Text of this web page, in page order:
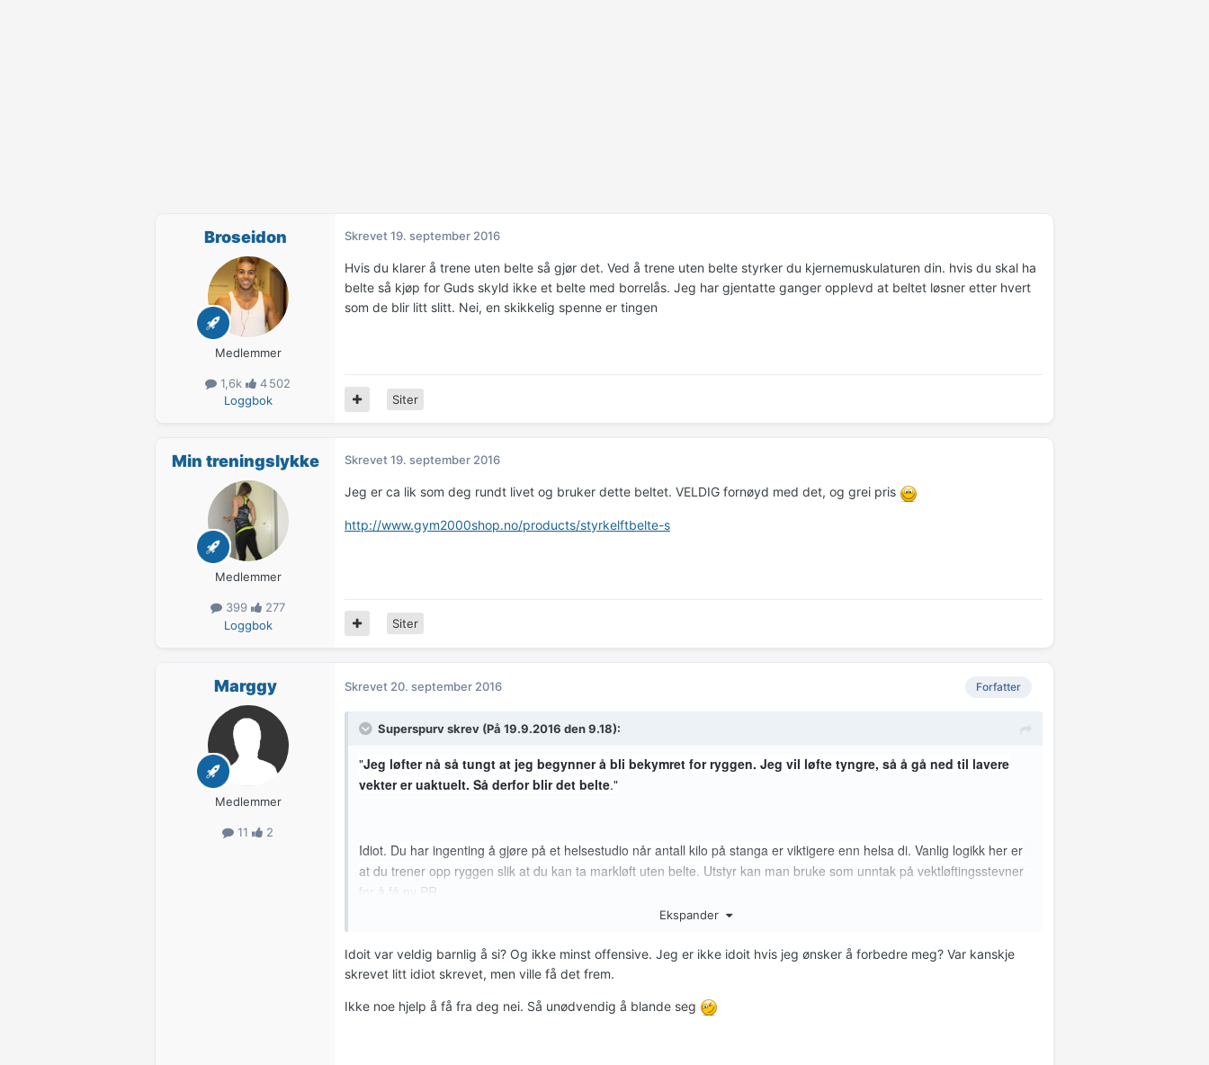
Broseidon
Medlemmer
1,6k
4 502
Loggbok
Skrevet19. september 2016
Hvis du klarer å trene uten belte så gjør det. Ved å trene uten belte styrker du kjernemuskulaturen din. hvis du skal ha
belte så kjøp for Guds skyld ikke et belte med borrelås. Jeg har gjentatte ganger opplevd at beltet løsner etter hvert
som de blir litt slitt. Nei, en skikkelig spenne er tingen
Siter
Min treningslykke
Medlemmer
399
277
Loggbok
Skrevet19. september 2016
Jeg er ca lik som deg rundt livet og bruker dette beltet. VELDIG fornøyd med det, og grei pris
http://www.gym2000shop.no/products/styrkelftbelte-s
Siter
Marggy
Medlemmer
11 2
Forfatter
Skrevet 20. september 2016
Superspurvskrev (På 19.9.2016 den 9.18):
"Jeg løfter nå så tungt at jeg begynner å bli bekymret for ryggen. Jeg vil løfte tyngre, så å gå ned til lavere
vekter er uaktuelt. Så derfor blir det belte."
Idiot. Du har ingenting å gjøre på et helsestudio når antall kilo på stanga er viktigere enn helsa di. Vanlig logikk her er
at du trener opp ryggen slik at du kan ta markløft uten belte. Utstyr kan man bruke som unntak på vektløftingsstevner
for å få ny PR.
Ekspander
Idoit var veldig barnlig å si? Og ikke minst offensive. Jeg er ikke idoit hvis jeg ønsker å forbedre meg? Var kanskje
skrevet litt idiot skrevet, men ville få det frem.
Ikke noe hjelp å få fra deg nei. Så unødvendig å blande seg